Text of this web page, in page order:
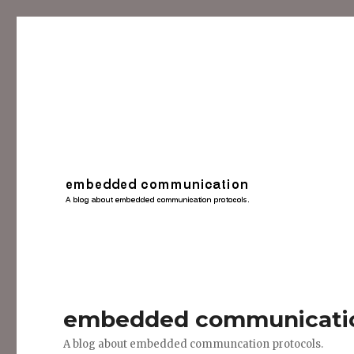
embedded
A blog about embedded communcation protocols.